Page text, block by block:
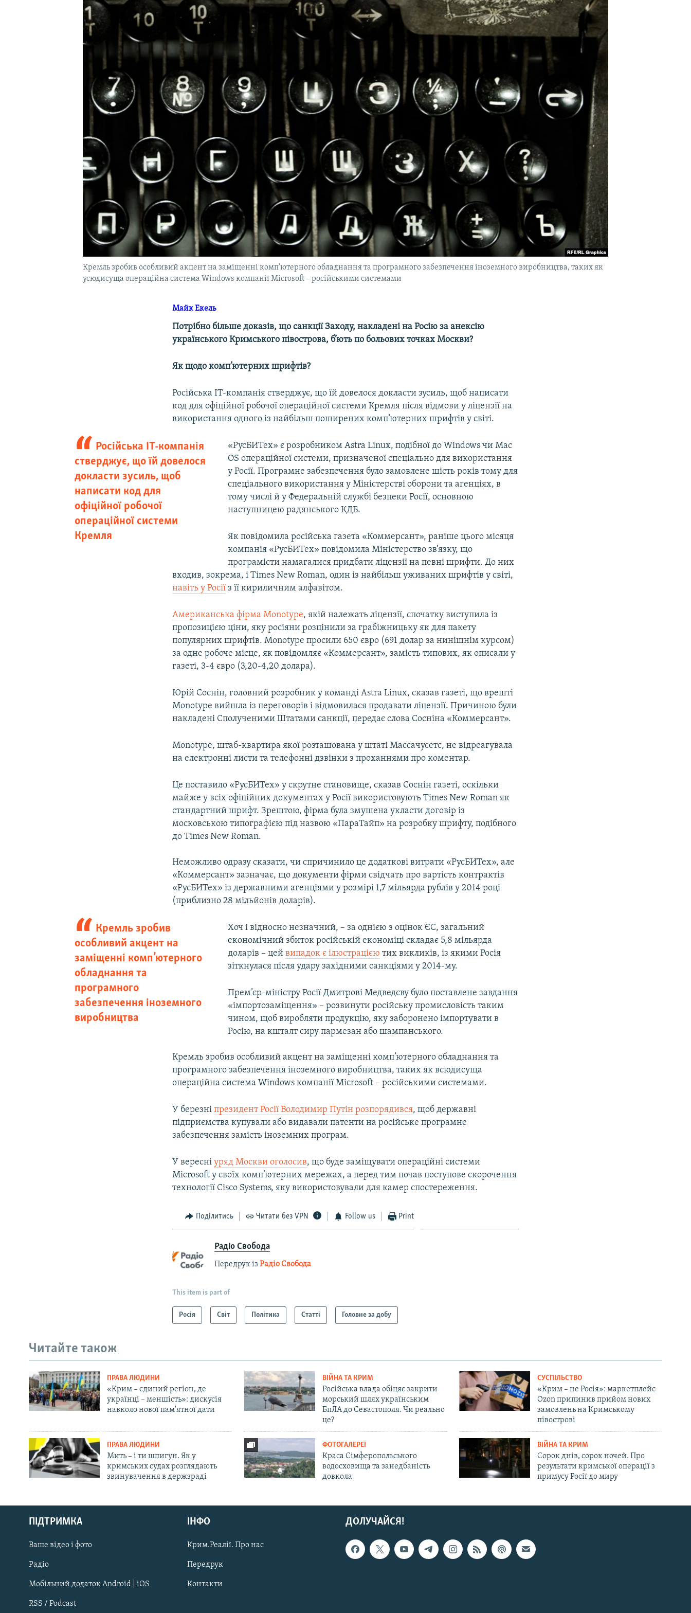
УКРАЇНСЬКА ПРОБЛЕМА КРИМУ
Русский
Qırımtatar
ДОЛУЧАЙСЯ!
Кремль зробив особливий акцент на заміщенні комп’ютерного обладнання та програмного забезпечення іноземного виробництва, таких як
усюдисуща операційна система Windows компанії Microsoft – російськими системами
Майк Екель
Потрібно більше доказів, що санкції Заходу, накладені на Росію за анексію
українського Кримського півострова, б’ють по больових точках Москви?
Як щодо комп’ютерних шрифтів?
Російська IT-компанія стверджує, що їй довелося докласти зусиль, щоб написати
код для офіційної робочої операційної системи Кремля після відмови у ліцензії на
використання одного із найбільш поширених комп’ютерних шрифтів у світі.
Російська IT-компанія
стверджує, що їй довелося
докласти зусиль, щоб
написати код для
офіційної робочої
операційної системи
Кремля
«РусБИТех» ­­є розробником Astra Linux, подібної до Windows чи Mac
OS операційної системи, призначеної спеціально для використання
у Росії. Програмне забезпечення було замовлене шість років тому для
спеціального використання у Міністерстві оборони та агенціях, в
тому числі й у Федеральній службі безпеки Росії, основною
наступницею радянського КДБ.
Як повідомила російська газета «Коммерсант», раніше цього місяця
компанія «РусБИТех» повідомила Міністерство зв’язку, що
програмісти намагалися придбати ліцензії на певні шрифти. До них
входив, зокрема, і Times New Roman, один із найбільш уживаних шрифтів у світі,
навіть у Росії з її кириличним алфавітом.
Американська фірма Monotype, якій належать ліцензії, спочатку виступила із
пропозицією ціни, яку росіяни розцінили за грабіжницьку як для пакету
популярних шрифтів. Monotype просили 650 євро (691 долар за нинішнім курсом)
за одне робоче місце, як повідомляє «Коммерсант», замість типових, як описали у
газеті, 3-4 євро (3,20-4,20 долара).
Юрій Соснін, головний розробник у команді Astra Linux, сказав газеті, що врешті
Monotype вийшла із переговорів і відмовилася продавати ліцензії. Причиною були
накладені Сполученими Штатами санкції, передає слова Сосніна «Коммерсант».
Monotype, штаб-квартира якої розташована у штаті Массачусетс, не відреагувала
на електронні листи та телефонні дзвінки з проханнями про коментар.
Це поставило «РусБИТех» у скрутне становище, сказав Соснін газеті, оскільки
майже у всіх офіційних документах у Росії використовують Times New Roman як
стандартний шрифт. Зрештою, фірма була змушена укласти договір із
московською типографією під назвою «ПараТайп» на розробку шрифту, подібного
до Times New Roman.
Неможливо одразу сказати, чи спричинило це додаткові витрати «РусБИТех», але
«Коммерсант» зазначає, що документи фірми свідчать про вартість контрактів
«РусБИТех» із державними агенціями у розмірі 1,7 мільярда рублів у 2014 році
(приблизно 28 мільйонів доларів).
Кремль зробив
особливий акцент на
заміщенні комп’ютерного
обладнання та
програмного
забезпечення іноземного
виробництва
Хоч і відносно незначний, – за однією з оцінок ЄС, загальний
економічний збиток російській економіці складає 5,8 мільярда
доларів – цей випадок є ілюстрацією тих викликів, із якими Росія
зіткнулася після удару західними санкціями у 2014-му.
Прем’єр-міністру Росії Дмитрові Медведєву було поставлене завдання
«імпортозаміщення» – розвинути російську промисловість таким
чином, щоб виробляти продукцію, яку заборонено імпортувати в
Росію, на кшталт сиру пармезан або шампанського.
Кремль зробив особливий акцент на заміщенні комп’ютерного обладнання та
програмного забезпечення іноземного виробництва, таких як всюдисуща
операційна система Windows компанії Microsoft – російськими системами.
У березніпрезидент Росії Володимир Путін розпорядився, щоб державні
підприємства купували або видавали патенти на російське програмне
забезпечення замість іноземних програм.
У вересніуряд Москви оголосив, що буде заміщувати операційні системи
Microsoft у своїх комп’ютерних мережах, а перед тим почав поступове скорочення
технології Cisco Systems, яку використовували для камер спостереження.
Поділитись Читати без VPN Follow us Print
Радіо Свобода
Передрук ізРадіо Свобода
This item is part of
Росія Світ Політика Статті Головне за добу
Читайте також
ПРАВА ЛЮДИНИ
«Крим – єдиний регіон, де
українці – меншість»: дискусія
навколо нової пам'ятної дати
ВІЙНА ТА КРИМ
Російська влада обіцяє закрити
морський шлях українським
БпЛА до Севастополя. Чи реально
це?
СУСПІЛЬСТВО
«Крим – не Росія»: маркетплейс
Ozon припинив прийом нових
замовлень на Кримському
півострові
ПРАВА ЛЮДИНИ
Мить – і ти шпигун. Як у
кримських судах розглядають
звинувачення в держзраді
ФОТОГАЛЕРЕЇ
Краса Сімферопольського
водосховища та занедбаність
довкола
ВІЙНА ТА КРИМ
Сорок днів, сорок ночей. Про
результати кримської операції з
примусу Росії до миру
ДОЛУЧАЙСЯ!
ПІДТРИМКА
Ваше відео і фото
Радіо
Мобільний додаток Android | iOS
RSS / Podcast
ІНФО
Крим.Реалії. Про нас
Передрук
Контакти